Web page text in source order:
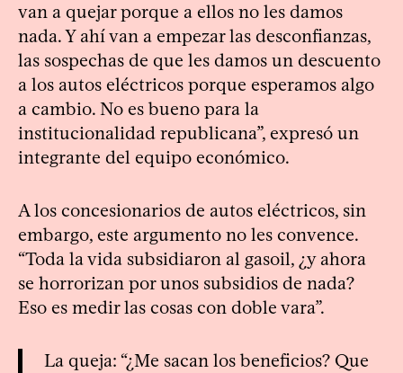
van a quejar porque a ellos no les damos
nada. Y ahí van a empezar las desconfianzas,
las sospechas de que les damos un descuento
a los autos eléctricos porque esperamos algo
a cambio. No es bueno para la
institucionalidad republicana”, expresó un
integrante del equipo económico.
A los concesionarios de autos eléctricos, sin
embargo, este argumento no les convence.
“Toda la vida subsidiaron al gasoil, ¿y ahora
se horrorizan por unos subsidios de nada?
Eso es medir las cosas con doble vara”.
La queja: “¿Me sacan los beneficios? Que